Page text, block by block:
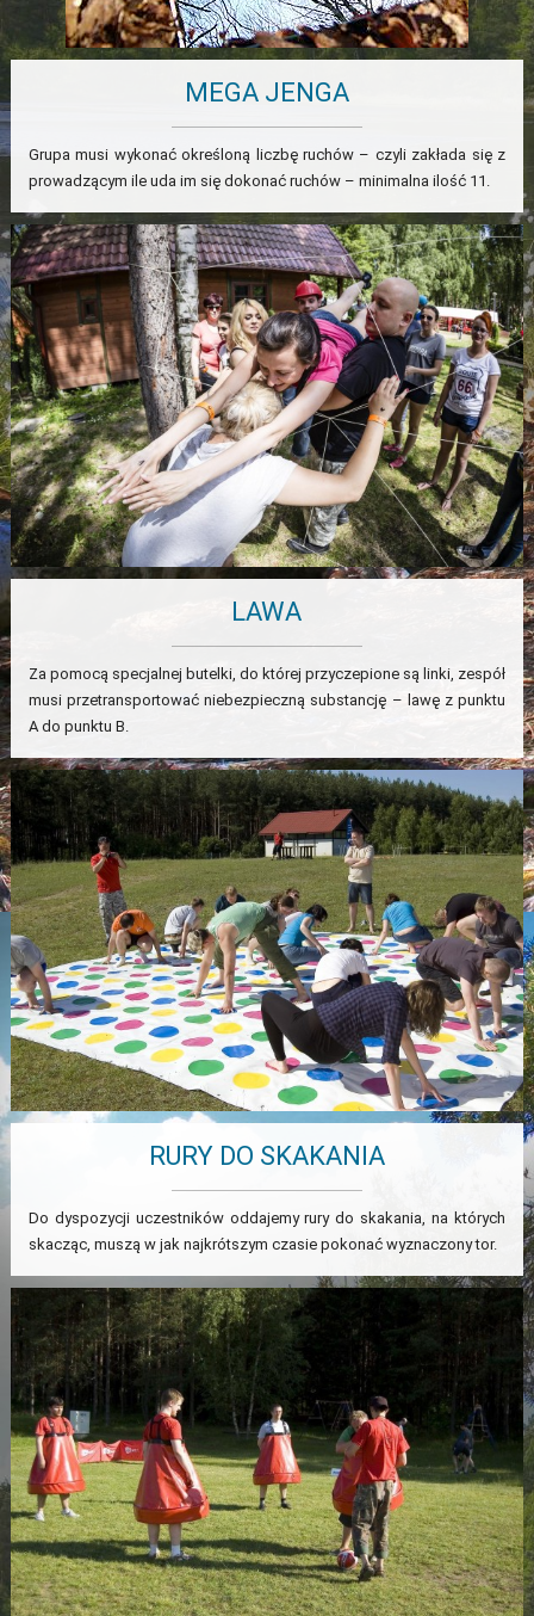
MEGA JENGA
Grupa musi wykonać określoną liczbę ruchów – czyli zakłada się z
prowadzącym ile uda im się dokonać ruchów – minimalna ilość 11.
LAWA
Za pomocą specjalnej butelki, do której przyczepione są linki, zespół
musi przetransportować niebezpieczną substancję – lawę z punktu
A do punktu B.
RURY DO SKAKANIA
Do dyspozycji uczestników oddajemy rury do skakania, na których
skacząc, muszą w jak najkrótszym czasie pokonać wyznaczony tor.